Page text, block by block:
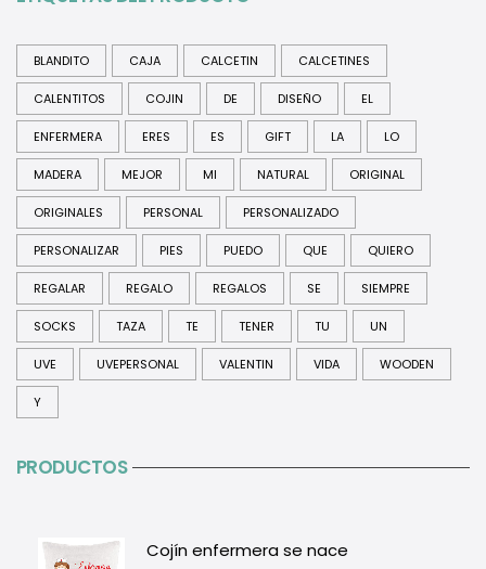
BLANDITO CAJA CALCETIN CALCETINES
CALENTITOS COJIN DE DISEÑO EL
ENFERMERA ERES ES GIFT LA LO
MADERA MEJOR MI NATURAL ORIGINAL
ORIGINALES PERSONAL PERSONALIZADO
PERSONALIZAR PIES PUEDO QUE QUIERO
REGALAR REGALO REGALOS SE SIEMPRE
SOCKS TAZA TE TENER TU UN
UVE UVEPERSONAL VALENTIN VIDA WOODEN
Y
PRODUCTOS
Cojín enfermera se nace